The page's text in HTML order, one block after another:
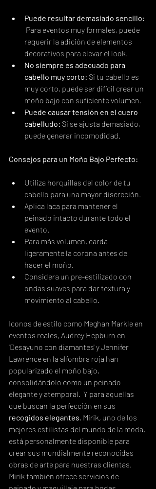
Puede resultar demasiado sencillo:
Para eventos muy formales, puede
requerir la adición de elementos
decorativos para elevar el look.
No siempre es adecuado para
cabello muy corto: Si tu cabello es
muy corto, puede ser difícil crear un
moño bajo con suficiente volumen.
Puede causar tensión en el cuero
cabelludo: Si se ajusta demasiado,
puede generar incomodidad.
Consejos para un Moño Bajo Perfecto:
Utiliza horquillas del color de tu
cabello para una mayor discreción.
Aplica laca para mantener el
peinado intacto durante todo el
evento.
Para más volumen, carda
ligeramente la corona antes de
hacer el moño.
Considera un pre-estilizado con
ondas suaves para dar textura y
movimiento al cabello.
Iconos de estilo como Meghan Markle en
eventos reales, Audrey Hepburn en
'Desayuno con diamantes' y Jennifer
Lawrence en la alfombra roja han
popularizado el moño bajo,
consolidándolo como un peinado
elegante y atemporal.  Y para aquellas
que buscan la perfección en sus
recogidos elegantes, Mirik, uno de los
mejores estilistas del mundo de la moda,
está personalmente disponible para
crear sus mundialmente reconocidas
obras de arte para nuestras clientas.
Mirik también ofrece servicios de